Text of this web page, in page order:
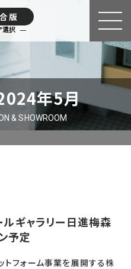
版
選択
年5月
& SHOWROOM
ギャラリー日進梅森
予定
フォーム事業を展開する株